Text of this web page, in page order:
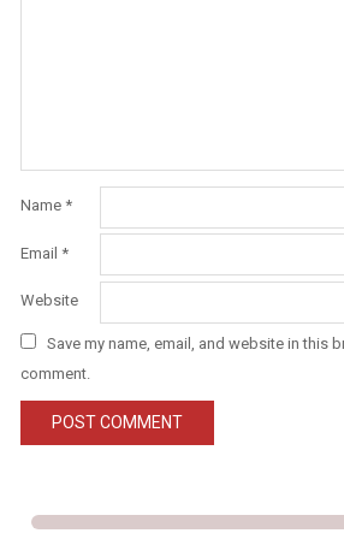
Name *
Email *
Website
Save my name, email, and website in this
comment.